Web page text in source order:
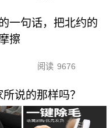
一句话，把北约的
擦
阅读 9676
说的那样吗？